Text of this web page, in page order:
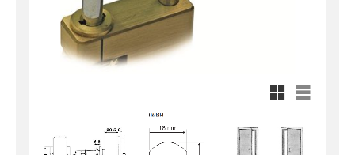
Rutnätsvy
Listvy